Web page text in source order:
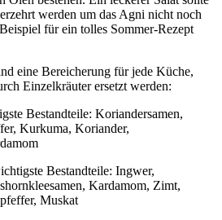
werden um das Agni nicht noch
für ein tolles Sommer-Rezept
eine Bereicherung für jede Küche,
Einzelkräuter ersetzt werden:
Bestandteile: Koriandersamen,
Kurkuma, Koriander,
Bestandteile: Ingwer,
Kardamom, Zimt,
Muskat